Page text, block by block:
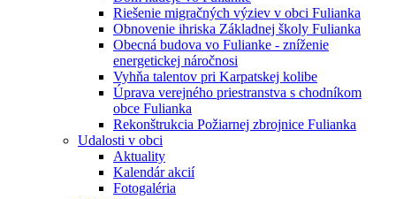
Riešenie migračných výziev v obci Fulianka
Obnovenie ihriska Základnej školy Fulianka
Obecná budova vo Fulianke - zníženie
energetickej náročnosi
Vyhňa talentov pri Karpatskej kolibe
Úprava verejného priestranstva s chodníkom
obce Fulianka
Rekonštrukcia Požiarnej zbrojnice Fulianka
Udalosti v obci
Aktuality
Kalendár akcií
Fotogaléria